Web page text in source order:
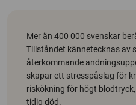
Mer än 400 000 svenskar
Tillståndet kännetecknas av
återkommande
skapar ett stresspåslag för
riskökning för högt
tidig död.